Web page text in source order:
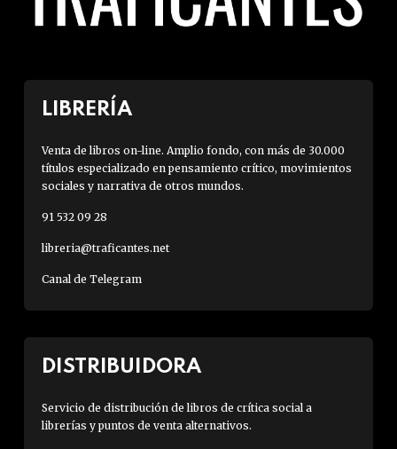
LIBRERÍA
Venta de libros on-line. Amplio fondo, con más de 30.000
títulos especializado en pensamiento crítico, movimientos
sociales y narrativa de otros mundos.
91 532 09 28
libreria@traficantes.net
Canal de Telegram
DISTRIBUIDORA
Servicio de distribución de libros de crítica social a
librerías y puntos de venta alternativos.